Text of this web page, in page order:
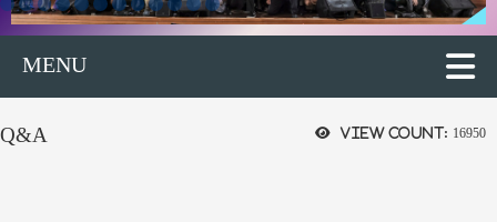
MENU
View count: 16950
Q&A